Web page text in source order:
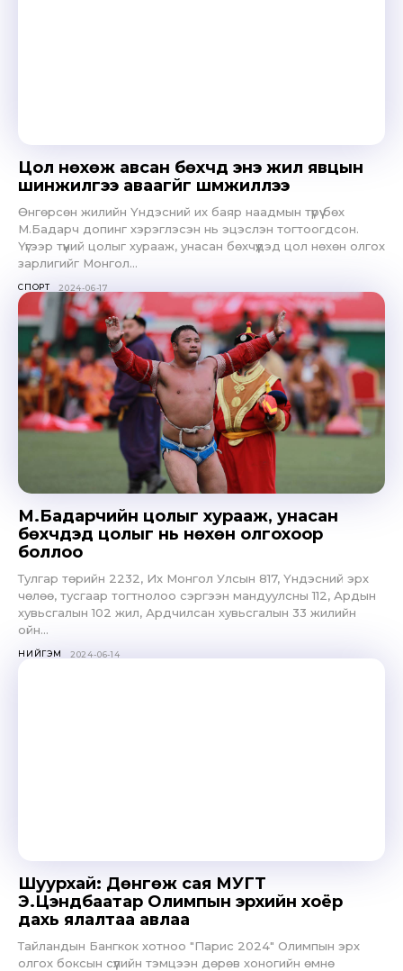
Цол нөхөж авсан бөхчүүд энэ жил явцын
шинжилгээ аваагүйг шүүмжиллээ
Өнгөрсөн жилийн Үндэсний их баяр наадмын түрүү бөх
М.Бадарч допинг хэрэглэсэн нь эцэслэн тогтоогдсон.
Үүгээр түүний цолыг хурааж, унасан бөхчүүдэд цол нөхөн олгох
зарлигийг Монгол...
СПОРТ 2024-06-17
М.Бадарчийн цолыг хурааж, унасан
бөхчүүдэд цолыг нь нөхөн олгохоор
боллоо
Тулгар төрийн 2232, Их Монгол Улсын 817, Үндэсний эрх
чөлөө, тусгаар тогтнолоо сэргээн мандуулсны 112, Ардын
хувьсгалын 102 жил, Ардчилсан хувьсгалын 33 жилийн
ойн...
НИЙГЭМ 2024-06-14
Шуурхай: Дөнгөж сая МУГТ
Э.Цэндбаатар Олимпын эрхийн хоёр
дахь ялалтаа авлаа
Тайландын Бангкок хотноо "Парис 2024" Олимпын эрх
олгох боксын сүүлийн тэмцээн дөрөв хоногийн өмнө